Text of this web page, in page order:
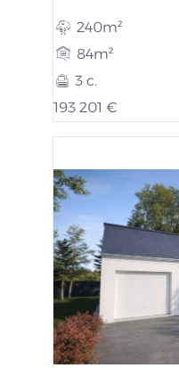
240m²
84m²
3 c.
193 201 €